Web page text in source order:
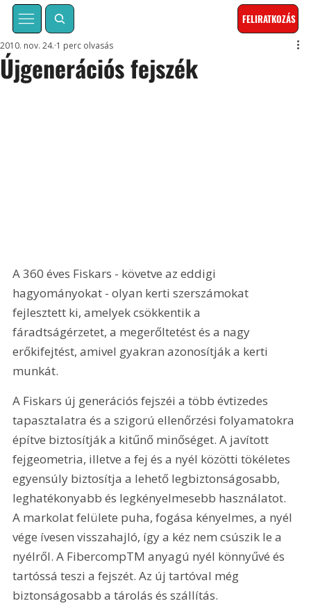
FELIRATKOZÁS
Újgenerációs fejszék
2010. nov. 24. 1 perc olvasás
A 360 éves Fiskars - követve az eddigi
hagyományokat - olyan kerti szerszámokat
fejlesztett ki, amelyek csökkentik a
fáradtságérzetet, a megerőltetést és a nagy
erőkifejtést, amivel gyakran azonosítják a kerti
munkát.
A Fiskars új generációs fejszéi a több évtizedes
tapasztalatra és a szigorú ellenőrzési folyamatokra
építve biztosítják a kitűnő minőséget. A javított
fejgeometria, illetve a fej és a nyél közötti tökéletes
egyensúly biztosítja a lehető legbiztonságosabb,
leghatékonyabb és legkényelmesebb használatot.
A markolat felülete puha, fogása kényelmes, a nyél
vége ívesen visszahajló, így a kéz nem csúszik le a
nyélről. A FibercompTM anyagú nyél könnyűvé és
tartóssá teszi a fejszét. Az új tartóval még
biztonságosabb a tárolás és szállítás.